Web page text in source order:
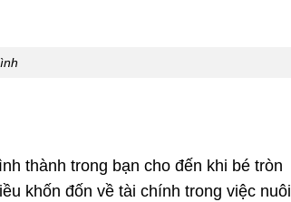
thành trong bạn cho đến khi bé tròn
khốn đốn về tài chính trong việc nuôi